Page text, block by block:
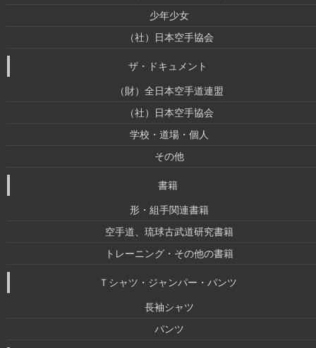
少年少女
（社）日本空手協会
ザ・ドキュメント
（財）全日本空手道連盟
（社）日本空手協会
学校・道場・個人
その他
書籍
形・組手関連書籍
空手道、琉球古武道研究書籍
トレーニング・その他の書籍
Ｔシャツ・ジャンパー・パンツ
長袖シャツ
パンツ